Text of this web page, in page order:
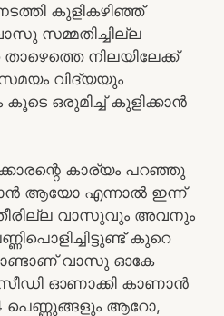
കുളികഴിഞ്ഞ്
സമ്മതിച്ചില്ല
നിലയിലേക്ക്
വിദ്യയും
ഒരുമിച്ച് കുളിക്കാന്‍
കാര്യം പറഞ്ഞു
ആയോ എന്നാല്‍ ഇന്ന്
വാസുവും അവനും
കുറെ
വാസു ഓകേ
ഓണാക്കി കാണാന്‍
പെണ്ണുങ്ങളും ആറോ,